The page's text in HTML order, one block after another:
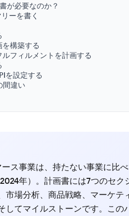
が必要なのか？
ーを書く
構築する
フィルメントを計画する
を設定する
間違い
ス事業は、持たない事業に比
年）。計画書には7つのセク
市場分析、商品戦略、マーケテ
してマイルストーンです。この